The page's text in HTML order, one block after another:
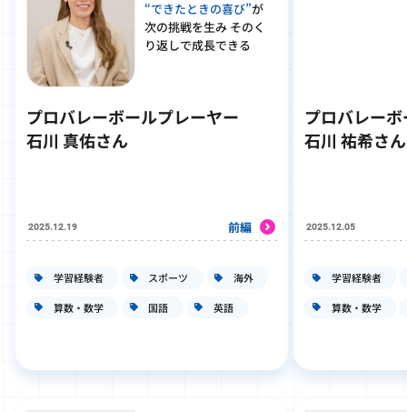
“できたときの喜び”が
次の挑戦を生み そのく
り返しで成長できる
プロバレーボールプレーヤー
石川 真佑さん
2025.12.19 前編
学習経験者 スポーツ 海外
算数・数学 国語 英語
プロバレー
石川 祐希さん
2025.12.05
学習経験者
算数・数学